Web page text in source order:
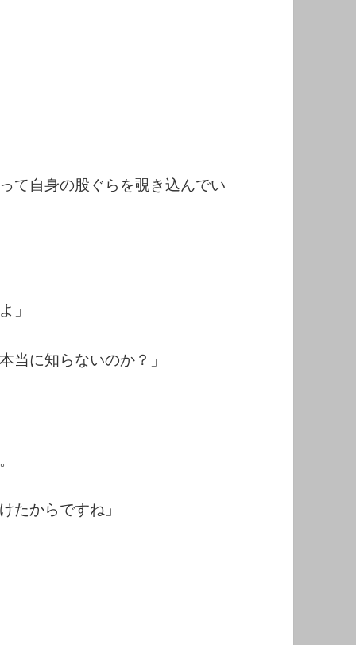
て自身の股ぐらを覗き込んでい
」
当に知らないのか？」
たからですね」